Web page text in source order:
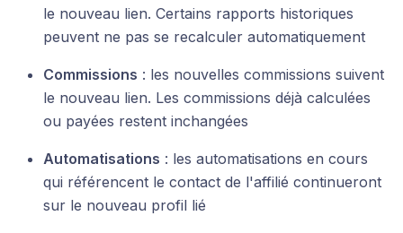
le nouveau lien. Certains rapports historiques
peuvent ne pas se recalculer automatiquement
Commissions : les nouvelles commissions suivent
le nouveau lien. Les commissions déjà calculées
ou payées restent inchangées
Automatisations : les automatisations en cours
qui référencent le contact de l'affilié continueront
sur le nouveau profil lié